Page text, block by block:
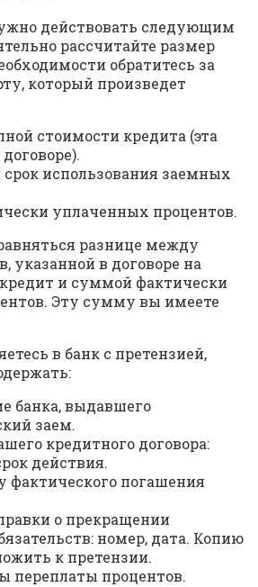
действовать следующим
рассчитайте размер
обратитесь за
который произведет
стоимости кредита (эта
использования заемных
уплаченных процентов.
разнице между
указанной в договоре на
и суммой фактически
Эту сумму вы имеете
в банк с претензией,
банка, выдавшего
заем.
кредитного договора:
действия.
погашения
о прекращении
номер, дата. Копию
к претензии.
переплаты процентов.